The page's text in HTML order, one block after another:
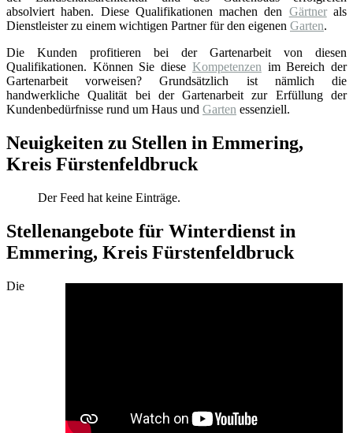
absolviert haben. Diese Qualifikationen machen den Gärtnerals
Dienstleister zu einem wichtigen Partner für den eigenen Garten.
Die Kunden profitieren bei der Gartenarbeit von diesen
Qualifikationen. Können Sie diese Kompetenzen im Bereich der
Gartenarbeit vorweisen? Grundsätzlich ist nämlich die
handwerkliche Qualität bei der Gartenarbeit zur Erfüllung der
Kundenbedürfnisse rund um Haus und Garten essenziell.
Neuigkeiten zu Stellen in Emmering,
Kreis Fürstenfeldbruck
Der Feed hat keine Einträge.
Stellenangebote für Winterdienst in
Emmering, Kreis Fürstenfeldbruck
Die